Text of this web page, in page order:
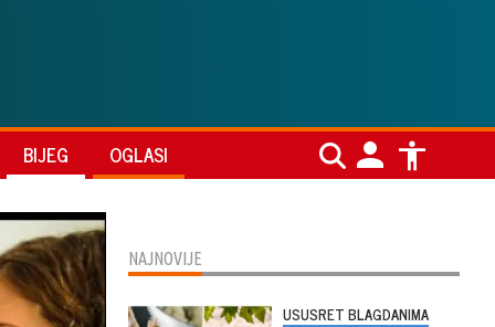
BIJEG OGLASI
NAJNOVIJE
USUSRET BLAGDANIMA